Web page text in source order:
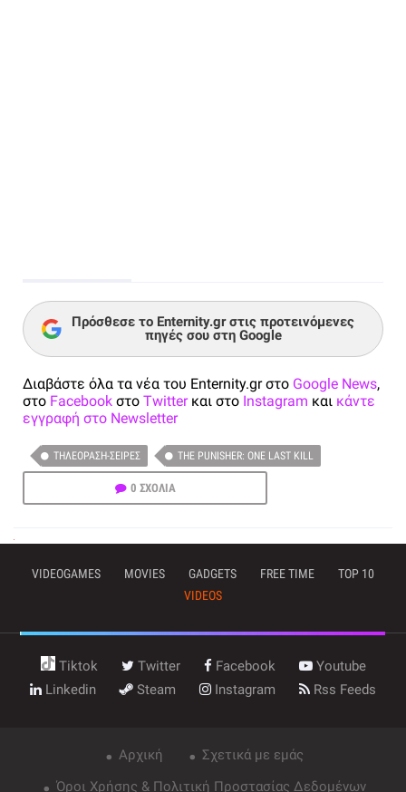
Πρόσθεσε το Enternity.gr στις προτεινόμενες
πηγές σου στη Google
Διαβάστε όλα τα νέα του Enternity.gr στο Google News,
στο Facebook στο Twitterκαι στο Instagram και κάντε
εγγραφή στο Newsletter
ΤΗΛΕΌΡΑΣΗ-ΣΕΙΡΈΣ THE PUNISHER: ONE LAST KILL
0 ΣΧΟΛΙΑ
VIDEOGAMES MOVIES GADGETS FREE TIME
TOP 10
VIDEOS
Tiktok Twitter Facebook
Youtube
Linkedin
Steam Instagram Rss Feeds
Αρχική
Σχετικά με εμάς
Όροι Χρήσης & Πολιτική Προστασίας Δεδομένων